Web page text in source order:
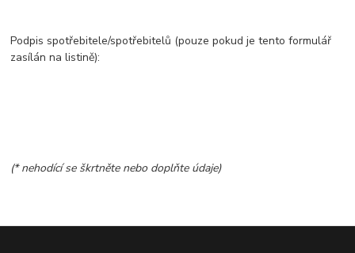
Podpis spotřebitele/spotřebitelů (pouze pokud je tento formulář
zasílán na listině):
(* nehodící se škrtněte nebo doplňte údaje)